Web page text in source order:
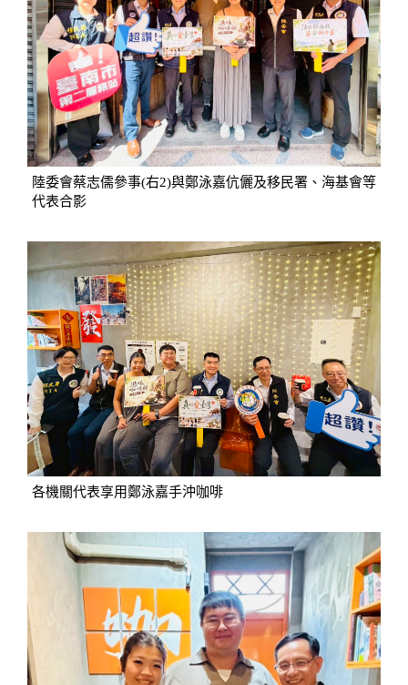
陸委會蔡志儒參事(右2)與鄭泳嘉伉儷及移民署、海基會等
代表合影
各機關代表享用鄭泳嘉手沖咖啡